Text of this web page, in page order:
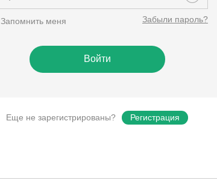
Запомнить меня Забыли пароль?
Еще не зарегистрированы? Регистрация